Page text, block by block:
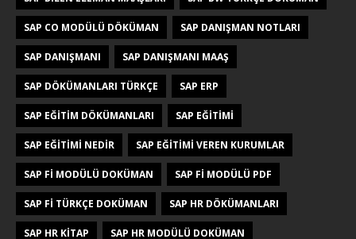
SAP CO MODÜLÜ DÖKÜMAN SAP DANIŞMAN NOTLARI
SAP DANIŞMANI SAP DANIŞMANI MAAŞ
SAP DÖKÜMANLARI TÜRKÇE SAP ERP
SAP EĞITIM DÖKÜMANLARI SAP EĞITIMI
SAP EĞITIMI NEDIR SAP EĞITIMI VEREN KURUMLAR
SAP FI MODÜLÜ DOKÜMAN SAP FI MODÜLÜ PDF
SAP FI TÜRKÇE DOKÜMAN SAP HR DÖKÜMANLARI
SAP HR KITAP SAP HR MODÜLÜ DOKÜMAN